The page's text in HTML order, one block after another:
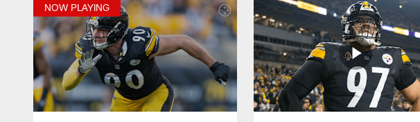
NOW PLAYING